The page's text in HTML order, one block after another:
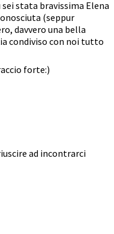
stata bravissima Elena
(seppur
davvero una bella
condiviso con noi tutto
forte:)
ad incontrarci